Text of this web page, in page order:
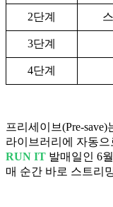
2단계
3단계
4단계
프리세이브(Pre-
라이브러리에 자동
RUN IT 발매일인 6
매 순간 바로 스트리